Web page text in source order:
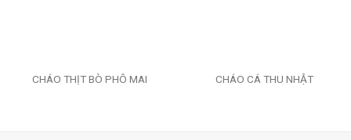
CHÁO THỊT BÒ PHÔ MAI CHÁO CÁ THU NHẬT